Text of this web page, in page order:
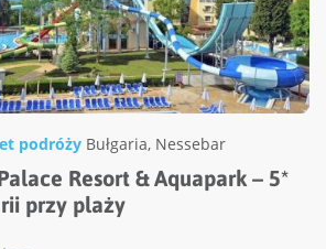
podróży Bułgaria, Nessebar
Resort & Aquapark – 5*
przy plaży